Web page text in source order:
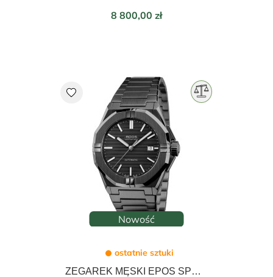
Cena
8 800,00 zł
Nowość
ostatnie sztuki
ZEGAREK MĘSKI EPOS SPORTIVE AUTOMATIC 41mm 3506.132.25.15.35
favorite